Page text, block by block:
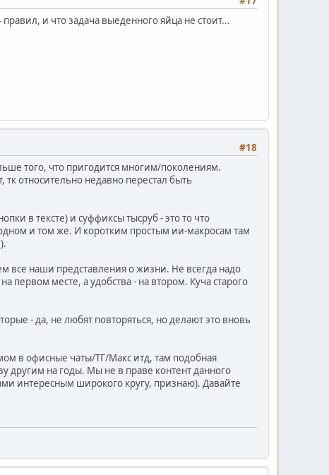
и что задача выеденного яйца не стоит...
#18
того, что пригодится многим/поколениям.
тк относительно недавно перестал быть
в тексте) и суффиксы тысруб - это то что
и том же. И коротким простым ии-макросам там
все наши представления о жизни. Не всегда надо
первом месте, а удобства - на втором. Куча старого
- да, не любят повторяться, но делают это вновь
в офисные чаты/ТГ/Макс итд, там подобная
другим на годы. Мы не в праве контент данного
интересным широкого кругу, признаю). Давайте